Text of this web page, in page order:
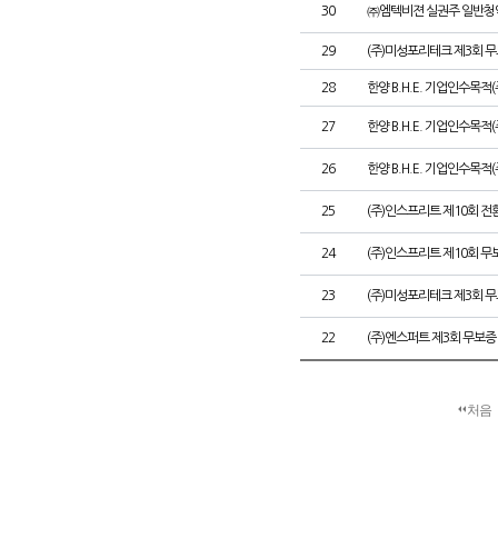
30 ㈜엠텍비젼 실권주 일반청
29 (주)미성포리테크 제3회
28 한양 B.H.E. 기업인수목적
27 한양 B.H.E. 기업인수목
26 한양 B.H.E. 기업인수목적
25 (주)인스프리트 제10회 전
24 (주)인스프리트 제10회 무
23 (주)미성포리테크 제3회
22 (주)엔스퍼트 제3회 무보
처음